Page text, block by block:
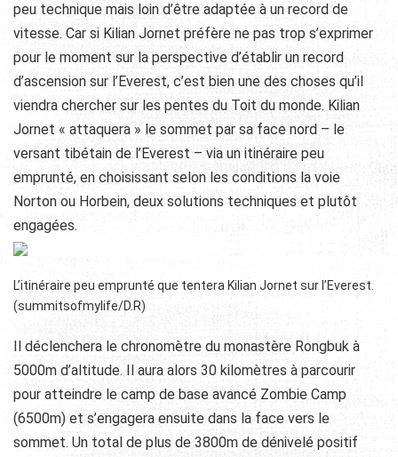
peu technique mais loin d’être adaptée à un record de
vitesse. Car si Kilian Jornet préfère ne pas trop s’exprimer
pour le moment sur la perspective d’établir un record
d’ascension sur l’Everest, c’est bien une des choses qu’il
viendra chercher sur les pentes du Toit du monde. Kilian
Jornet « attaquera » le sommet par sa face nord – le
versant tibétain de l’Everest – via un itinéraire peu
emprunté, en choisissant selon les conditions la voie
Norton ou Horbein, deux solutions techniques et plutôt
engagées.
L’itinéraire peu emprunté que tentera Kilian Jornet sur l’Everest.
(summitsofmylife/D.R)
Il déclenchera le chronomètre du monastère Rongbuk à
5000m d’altitude. Il aura alors 30 kilomètres à parcourir
pour atteindre le camp de base avancé Zombie Camp
(6500m) et s’engagera ensuite dans la face vers le
sommet. Un total de plus de 3800m de dénivelé positif